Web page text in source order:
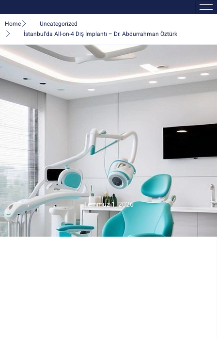
Home
Uncategorized
İstanbul’da All-on-4 Diş İmplantı – Dr. Abdurrahman Öztürk
Temmuz 1, 2026